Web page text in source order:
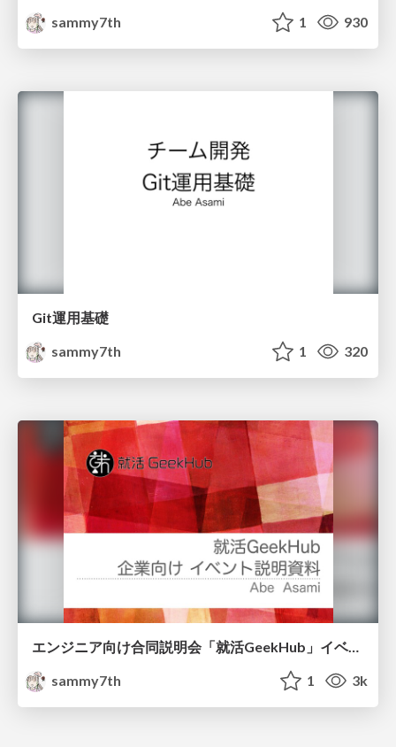
sammy7th 1 930
Git運用基礎
sammy7th
1 320
エンジニア向け合同説明会「就活GeekHub」イベント説明
sammy7th
1 3k